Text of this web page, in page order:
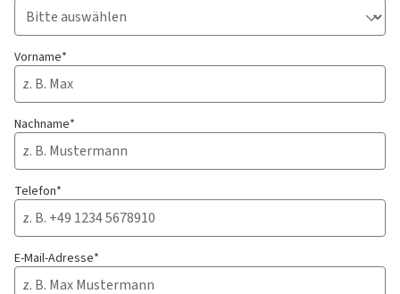
Vorname*
Nachname*
Telefon*
E-Mail-Adresse*